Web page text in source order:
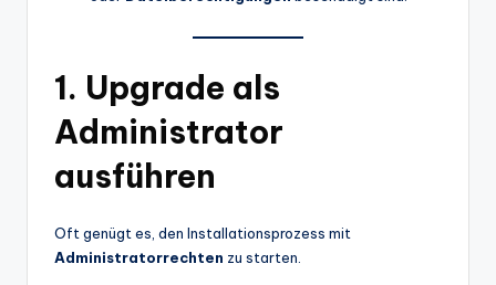
1. Upgrade als
Administrator
ausführen
Oft genügt es, den Installationsprozess mit
Administratorrechten zu starten.